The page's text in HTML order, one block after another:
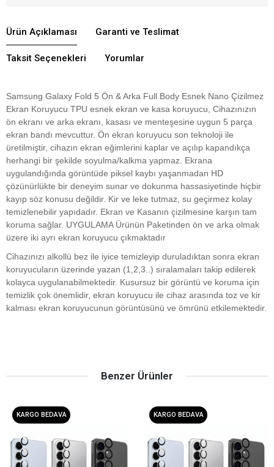
Ürün Açıklaması Garanti ve Teslimat
Taksit Seçenekleri Yorumlar
Samsung Galaxy Fold 5 Ön & Arka Full Body Esnek Nano Çizilmez
Ekran Koruyucu TPU esnek ekran ve kasa koruyucu, Cihazınızın
ön ekranı ve arka ekranı, kasası ve menteşesine uygun 5 parça
ekran bandı mevcuttur. Ön ekran koruyucu son teknoloji ile
üretilmiştir, cihazın ekran eğimlerini kaplar ve açılıp kapandıkça
herhangi bir şekilde soyulma/kalkma yapmaz. Ekrana
uygulandığında görüntüde piksel kaybı yaşanmadan HD
çözünürlükte bir deneyim sunar ve dokunma hassasiyetinde hiçbir
kayıp söz konusu değildir. Kir ve leke tutmaz, su geçirmez kolay
temizlenebilir yapıdadır. Ekran ve Kasanın çizilmesine karşın tam
koruma sağlar. UYGULAMA Ürünün Paketinden ön ve arka olmak
üzere iki ayrı ekran koruyucu çıkmaktadır
Cihazınızı alkollü bez ile iyice temizleyip duruladıktan sonra ekran
koruyucuların üzerinde yazan (1,2,3..) sıralamaları takip edilerek
kolayca uygulanabilmektedir. Kusursuz bir görüntü ve koruma için
temizlik çok önemlidir, ekran koruyucu ile cihaz arasında toz ve kir
kalması ekran koruyucunun görüntüsünü ve ömrünü etkilemektedir.
Benzer Ürünler
KARGO BEDAVA KARGO BEDAVA